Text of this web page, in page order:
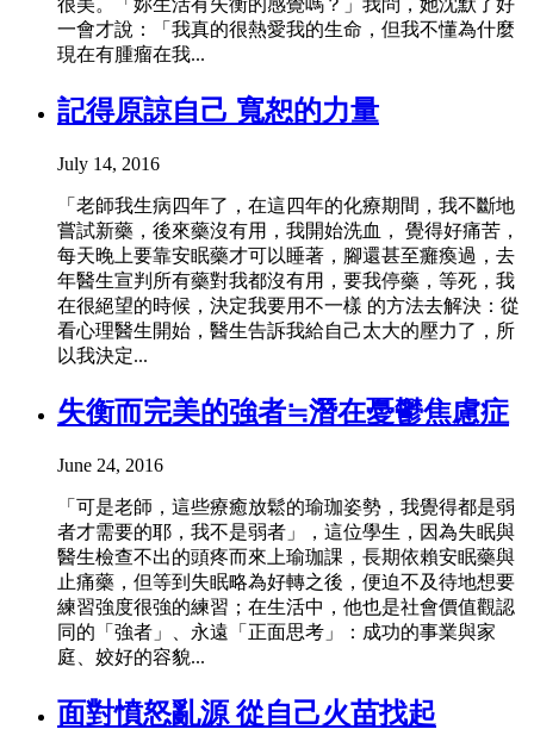
很美。「妳生活有失衡的感覺嗎？」我問，她沈默了好
一會才說：「我真的很熱愛我的生命，但我不懂為什麼
現在有腫瘤在我...
記得原諒自己 寬恕的力量
July 14, 2016
「老師我生病四年了，在這四年的化療期間，我不斷地
嘗試新藥，後來藥沒有用，我開始洗血， 覺得好痛苦，
每天晚上要靠安眠藥才可以睡著，腳還甚至癱瘓過，去
年醫生宣判所有藥對我都沒有用，要我停藥，等死，我
在很絕望的時候，決定我要用不一樣 的方法去解決：從
看心理醫生開始，醫生告訴我給自己太大的壓力了，所
以我決定...
失衡而完美的強者≒潛在憂鬱焦慮症
June 24, 2016
「可是老師，這些療癒放鬆的瑜珈姿勢，我覺得都是弱
者才需要的耶，我不是弱者」，這位學生，因為失眠與
醫生檢查不出的頭疼而來上瑜珈課，長期依賴安眠藥與
止痛藥，但等到失眠略為好轉之後，便迫不及待地想要
練習強度很強的練習；在生活中，他也是社會價值觀認
同的「強者」、永遠「正面思考」：成功的事業與家
庭、姣好的容貌...
面對憤怒亂源 從自己火苗找起